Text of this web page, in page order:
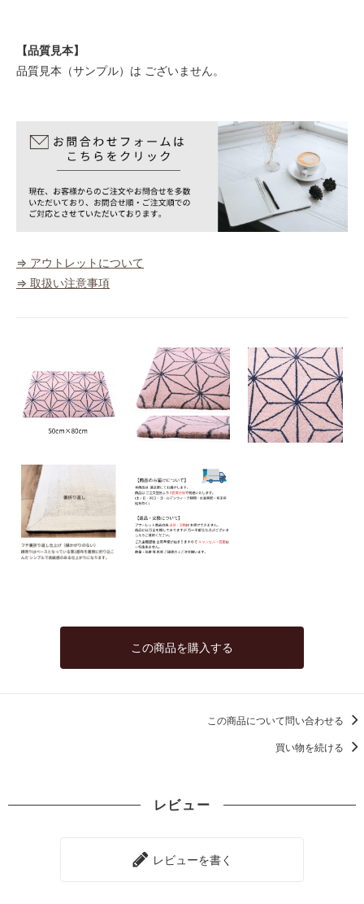
【品質見本】
品質見本（サンプル）は ございません。
⇒ アウトレットについて
⇒ 取扱い注意事項
この商品を購入する
この商品について問い合わせる
買い物を続ける
レビュー
レビューを書く